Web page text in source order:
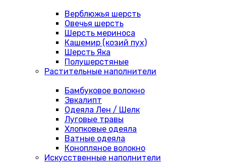
Верблюжья шерсть
Овечья шерсть
Шерсть мериноса
Кашемир (козий пух)
Шерсть Яка
Полушерстяные
Растительные наполнители
Бамбуковое волокно
Эвкалипт
Одеяла Лен / Шелк
Луговые травы
Хлопковые одеяла
Ватные одеяла
Конопляное волокно
Искусственные наполнители